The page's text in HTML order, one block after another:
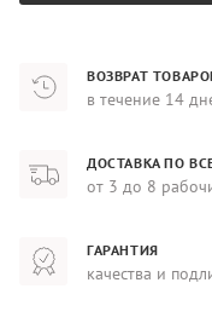
ВОЗВРАТ
в течение 14
ДОСТАВКА ПО
от 3 до 8
ГАРАНТИЯ
качества и